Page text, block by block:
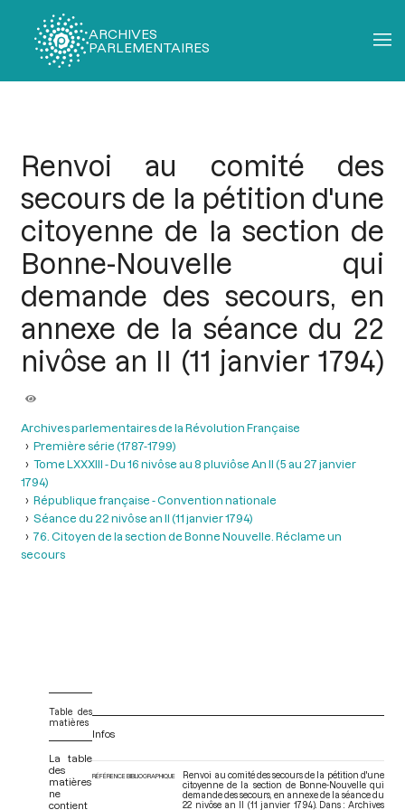
ARCHIVES
PARLEMENTAIRES
Renvoi au comité des
secours de la pétition d'une
citoyenne de la section de
Bonne-Nouvelle qui
demande des secours, en
annexe de la séance du 22
nivôse an II (11 janvier 1794)
Archives parlementaires de la Révolution Française
Première série (1787-1799)
Tome LXXXIII - Du 16 nivôse au 8 pluviôse An II (5 au 27 janvier
1794)
République française - Convention nationale
Séance du 22 nivôse an II (11 janvier 1794)
76. Citoyen de la section de Bonne Nouvelle. Réclame un
secours
Table des
matières
La table
des
matières
ne
contient
Infos
RÉFÉRENCE BIBLIOGRAPHIQUE
Renvoi au comité des secours de la pétition d'une
citoyenne de la section de Bonne-Nouvelle qui
demande des secours, en annexe de la séance du
22 nivôse an II (11 janvier 1794). Dans : Archives